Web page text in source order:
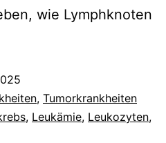
wie Lymphknoten
, Tumorkrankheiten
, Leukämie, Leukozyten,